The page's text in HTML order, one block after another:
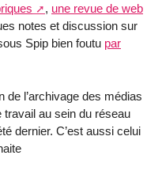
, une revue de web
notes et discussion sur
Spip bien foutu par
de l’archivage des médias
travail au sein du réseau
dernier. C’est aussi celui